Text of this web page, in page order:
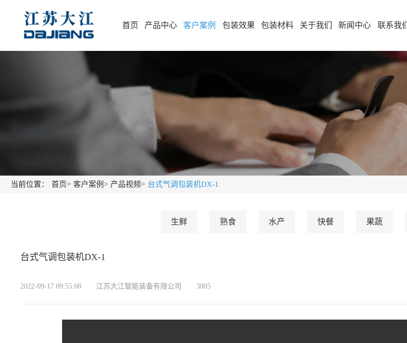
首页 产品中心 客户案例 包装效果 包装材料 关于我们 新闻中心 联系我们
当前位置： 首页> 客户案例> 产品视频> 台式气调包装机DX-1
生鲜 熟食 水产 快餐 果蔬
台式气调包装机DX-1
2022-09-17 09:55:08 江苏大江智能装备有限公司 3805